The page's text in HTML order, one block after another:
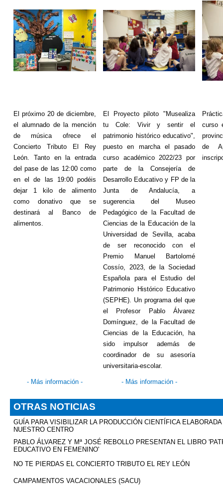
El próximo 20 de diciembre,
el alumnado de la mención
de música ofrece el
Concierto Tributo El Rey
León. Tanto en la entrada
del pase de las 12:00 como
en el de las 19:00 podéis
dejar 1 kilo de alimento
como donativo que se
destinará al Banco de
alimentos.
El Proyecto piloto " Musealiza
tu Cole: Vivir y sentir el
patrimonio histórico educativo",
puesto en marcha el pasado
curso académico 2022/23 por
parte de la Consejería de
Desarrollo Educativo y FP de la
Junta de Andalucía, a
sugerencia del Museo
Pedagógico de la Facultad de
Ciencias de la Educación de la
Universidad de Sevilla, acaba
de ser reconocido con el
Premio Manuel Bartolomé
Cossío, 2023, de la Sociedad
Española para el Estudio del
Patrimonio Histórico Educativo
(SEPHE). Un programa del que
el Profesor Pablo Álvarez
Domínguez, de la Facultad de
Ciencias de la Educación, ha
sido impulsor además de
coordinador de su asesoría
universitaria-escolar.
curso
de
- Más información - - Más información -
OTRAS NOTICIAS
GUÍA PARA VISIBILIZAR LA PRODUCCIÓN CIENTÍFICA
NUESTRO CENTRO
PABLO ÁLVAREZ Y Mª JOSÉ REBOLLO PRESENTAN EL LIBRO
EDUCATIVO EN FEMENINO'
NO TE PIERDAS EL CONCIERTO TRIBUTO EL REY LEÓN
CAMPAMENTOS VACACIONALES (SACU)